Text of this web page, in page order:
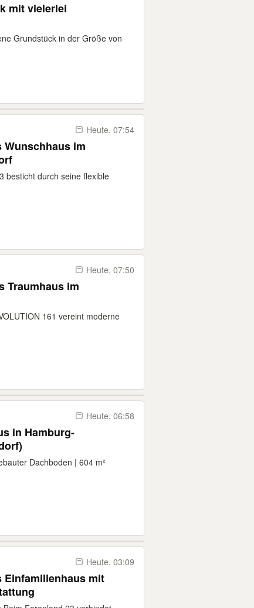
mit vielerlei
Grundstück in der Größe von
Heute, 07:54
im
besticht durch seine flexible
Heute, 07:50
Traumhaus im
161 vereint moderne
Heute, 06:58
in Hamburg-
Dachboden | 604 m²
Heute, 03:09
Einfamilienhaus mit